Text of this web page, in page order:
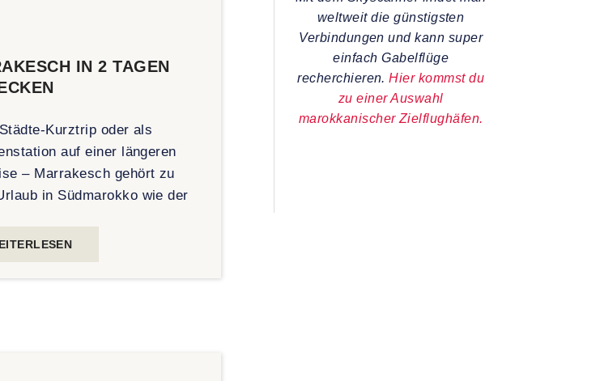
IN 2 TAGEN
Kurztrip oder als
auf einer längeren
– Marrakesch gehört zu
in Südmarokko wie der
weltweit die günstigsten
Verbindungen und kann super
einfach Gabelflüge
recherchieren.Hier kommst du
zu einer Auswahl
marokkanischer Zielflughäfen.